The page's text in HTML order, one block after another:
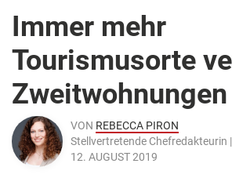
Immer mehr
Tourismusorte
Zweitwohnungen
VON REBECCA PIRON
Stellvertretende Chefredakteurin |
12. AUGUST 2019